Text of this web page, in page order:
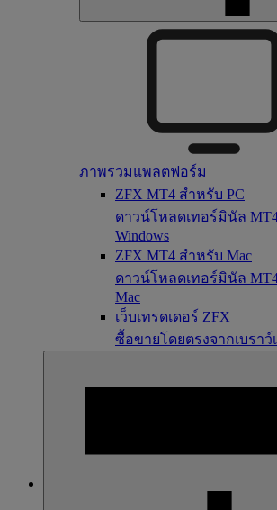
ภาพรวมแพลตฟอร์ม
ZFX MT4 สำหรับ PC
ดาวน์โหลดเทอร์มินัล
Windows
ZFX MT4 สำหรับ Mac
ดาวน์โหลดเทอร์มินัล
Mac
เว็บเทรดเดอร์ ZFX
ซื้อขายโดยตรงจากเบรา